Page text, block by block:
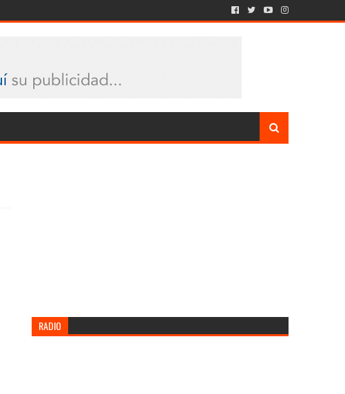
RADIO